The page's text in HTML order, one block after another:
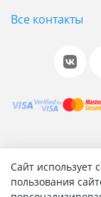
Сайт использует
пользования
Все контакты
© 2001-2026
Битрикс: